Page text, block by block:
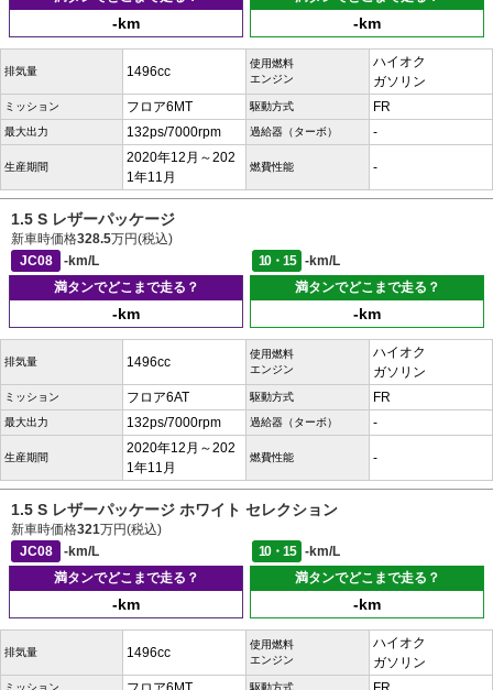
-km -km
排気量 1496cc
使用燃料
エンジン
ハイオク
ガソリン
ミッション フロア6MT 駆動方式 FR
最大出力 132ps/7000rpm 過給器（ターボ） -
生産期間
2020年12月～202
1年11月
燃費性能 -
1.5 S レザーパッケージ
新車時価格328.5万円(税込)
JC08
-km/L 10・15
-km/L
満タンでどこまで走る？
-km
満タンでどこまで走る？
-km
排気量 1496cc
使用燃料
エンジン
ハイオク
ガソリン
ミッション フロア6AT 駆動方式 FR
最大出力 132ps/7000rpm 過給器（ターボ） -
生産期間
2020年12月～202
1年11月
燃費性能 -
1.5 S レザーパッケージ ホワイト セレクション
新車時価格321万円(税込)
JC08
-km/L 10・15
-km/L
満タンでどこまで走る？
-km
満タンでどこまで走る？
-km
排気量 1496cc
使用燃料
エンジン
ハイオク
ガソリン
ミッション 駆動方式